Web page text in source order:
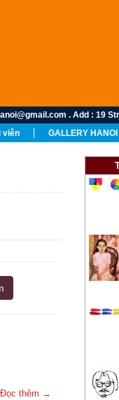
. Add : 19 Str
viên GALLERY HANOI
Đọc thêm →